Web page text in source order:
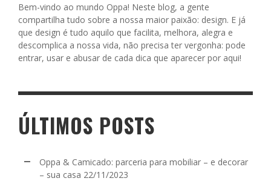
Bem-vindo ao mundo Oppa! Neste blog, a gente
compartilha tudo sobre a nossa maior paixão: design. E já
que design é tudo aquilo que facilita, melhora, alegra e
descomplica a nossa vida, não precisa ter vergonha: pode
entrar, usar e abusar de cada dica que aparecer por aqui!
ÚLTIMOS POSTS
Oppa & Camicado: parceria para mobiliar – e decorar
– sua casa 22/11/2023